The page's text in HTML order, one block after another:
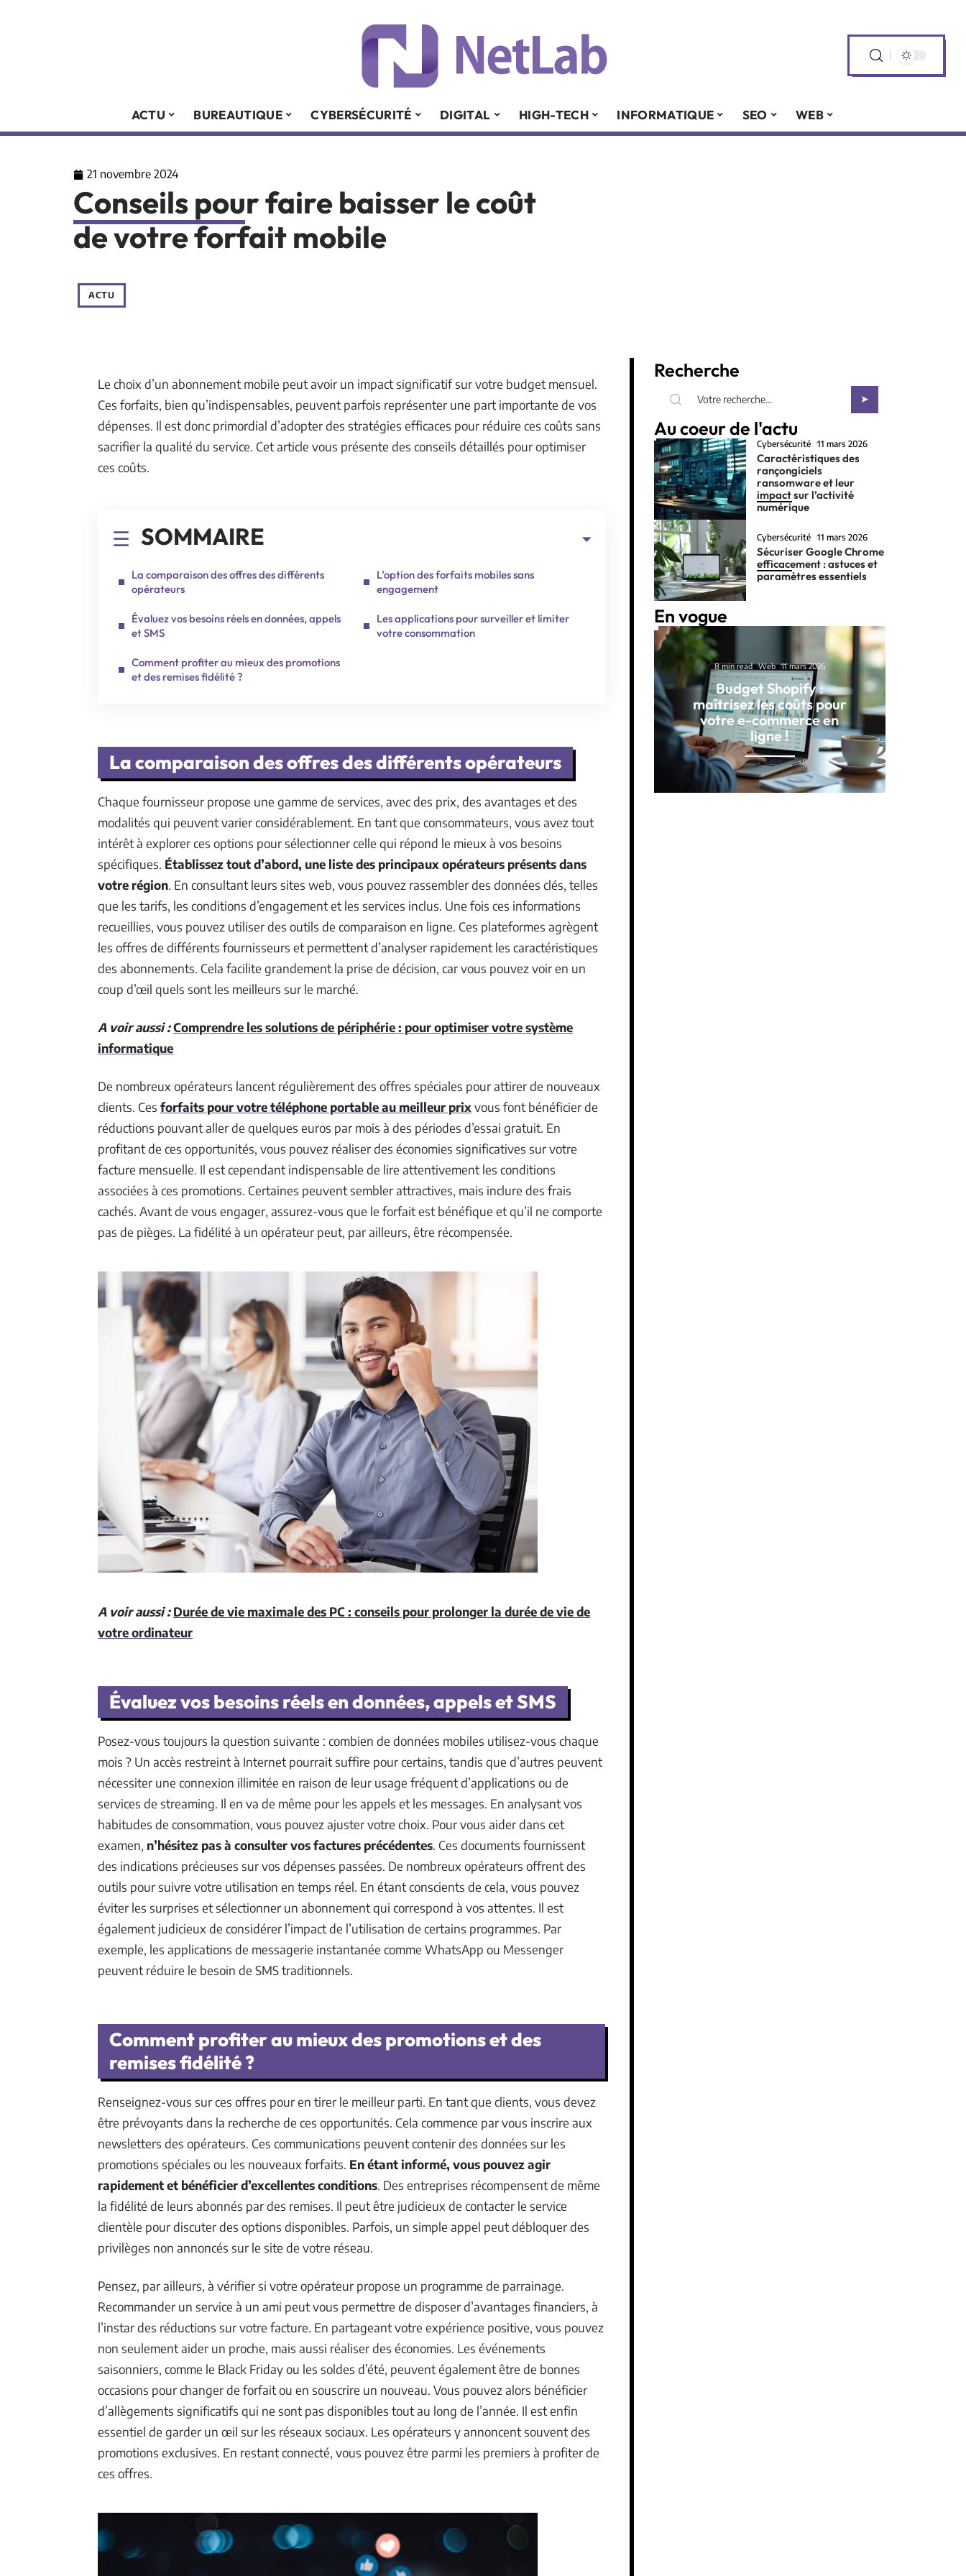
ACTU BUREAUTIQUE CYBERSÉCURITÉ DIGITAL HIGH-TECH INFORMATIQUE SEO WEB
21 novembre 2024
Conseils pour faire baisser le coût
de votre forfait mobile
ACTU
Le choix d’un abonnement mobile peut avoir un impact significatif sur votre budget mensuel.
Ces forfaits, bien qu’indispensables, peuvent parfois représenter une part importante de vos
dépenses. Il est donc primordial d’adopter des stratégies efficaces pour réduire ces coûts sans
sacrifier la qualité du service. Cet article vous présente des conseils détaillés pour optimiser
ces coûts.
SOMMAIRE
La comparaison des offres des différents
opérateurs
Évaluez vos besoins réels en données, appels
et SMS
Comment profiter au mieux des promotions
et des remises fidélité ?
L’option des forfaits mobiles sans
engagement
Les applications pour surveiller et limiter
votre consommation
La comparaison des offres des différents opérateurs
Chaque fournisseur propose une gamme de services, avec des prix, des avantages et des
modalités qui peuvent varier considérablement. En tant que consommateurs, vous avez tout
intérêt à explorer ces options pour sélectionner celle qui répond le mieux à vos besoins
spécifiques. Établissez tout d’abord, une liste des principaux opérateurs présents dans
votre région. En consultant leurs sites web, vous pouvez rassembler des données clés, telles
que les tarifs, les conditions d’engagement et les services inclus. Une fois ces informations
recueillies, vous pouvez utiliser des outils de comparaison en ligne. Ces plateformes agrègent
les offres de différents fournisseurs et permettent d’analyser rapidement les caractéristiques
des abonnements. Cela facilite grandement la prise de décision, car vous pouvez voir en un
coup d’œil quels sont les meilleurs sur le marché.
A voir aussi :Comprendre les solutions de périphérie : pour optimiser votre système
informatique
De nombreux opérateurs lancent régulièrement des offres spéciales pour attirer de nouveaux
clients. Ces forfaits pour votre téléphone portable au meilleur prixvous font bénéficier de
réductions pouvant aller de quelques euros par mois à des périodes d’essai gratuit. En
profitant de ces opportunités, vous pouvez réaliser des économies significatives sur votre
facture mensuelle. Il est cependant indispensable de lire attentivement les conditions
associées à ces promotions. Certaines peuvent sembler attractives, mais inclure des frais
cachés. Avant de vous engager, assurez-vous que le forfait est bénéfique et qu’il ne comporte
pas de pièges. La fidélité à un opérateur peut, par ailleurs, être récompensée.
A voir aussi : Durée de vie maximale des PC : conseils pour prolonger la durée de vie de
votre ordinateur
Évaluez vos besoins réels en données, appels et SMS
Posez-vous toujours la question suivante : combien de données mobiles utilisez-vous chaque
mois ? Un accès restreint à Internet pourrait suffire pour certains, tandis que d’autres peuvent
nécessiter une connexion illimitée en raison de leur usage fréquent d’applications ou de
services de streaming. Il en va de même pour les appels et les messages. En analysant vos
habitudes de consommation, vous pouvez ajuster votre choix. Pour vous aider dans cet
examen, n’hésitez pas à consulter vos factures précédentes. Ces documents fournissent
des indications précieuses sur vos dépenses passées. De nombreux opérateurs offrent des
outils pour suivre votre utilisation en temps réel. En étant conscients de cela, vous pouvez
éviter les surprises et sélectionner un abonnement qui correspond à vos attentes. Il est
également judicieux de considérer l’impact de l’utilisation de certains programmes. Par
exemple, les applications de messagerie instantanée comme WhatsApp ou Messenger
peuvent réduire le besoin de SMS traditionnels.
Comment profiter au mieux des promotions et des
remises fidélité ?
Renseignez-vous sur ces offres pour en tirer le meilleur parti. En tant que clients, vous devez
être prévoyants dans la recherche de ces opportunités. Cela commence par vous inscrire aux
newsletters des opérateurs. Ces communications peuvent contenir des données sur les
promotions spéciales ou les nouveaux forfaits. En étant informé, vous pouvez agir
rapidement et bénéficier d’excellentes conditions. Des entreprises récompensent de même
la fidélité de leurs abonnés par des remises. Il peut être judicieux de contacter le service
clientèle pour discuter des options disponibles. Parfois, un simple appel peut débloquer des
privilèges non annoncés sur le site de votre réseau.
Pensez, par ailleurs, à vérifier si votre opérateur propose un programme de parrainage.
Recommander un service à un ami peut vous permettre de disposer d’avantages financiers, à
l’instar des réductions sur votre facture. En partageant votre expérience positive, vous pouvez
non seulement aider un proche, mais aussi réaliser des économies. Les événements
saisonniers, comme le Black Friday ou les soldes d’été, peuvent également être de bonnes
occasions pour changer de forfait ou en souscrire un nouveau. Vous pouvez alors bénéficier
d’allègements significatifs qui ne sont pas disponibles tout au long de l’année. Il est enfin
essentiel de garder un œil sur les réseaux sociaux. Les opérateurs y annoncent souvent des
promotions exclusives. En restant connecté, vous pouvez être parmi les premiers à profiter de
ces offres.
Recherche
Au coeur de l'actu
Cybersécurité 11 mars 2026
Caractéristiques des
rançongiciels
ransomware et leur
impact sur l’activité
numérique
Cybersécurité 11 mars 2026
Sécuriser Google Chrome
efficacement : astuces et
paramètres essentiels
En vogue
8 min read Web 11 mars 2026
Budget Shopify :
maîtrisez les coûts pour
votre e-commerce en
ligne !